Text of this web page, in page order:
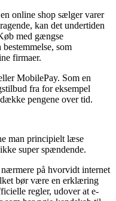
online shop sælger varer
kan det undertiden
med gængse
som
firmaer.
MobilePay. Som en
fra for eksempel
pengene over tid.
man principielt læse
super spændende.
på hvorvidt internet
bør være en erklæring
regler, udover at e-